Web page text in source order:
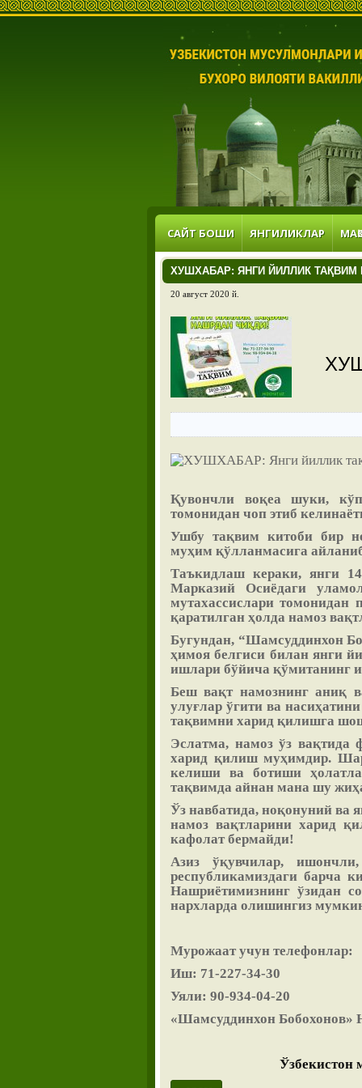
САЙТ БОШИ ЯНГИЛИКЛАР
ХУШХАБАР: ЯНГИ ЙИЛЛИК ТАҚВИМ
20 август 2020 й.
Қувончли воқеа шуки,
томонидан чоп этиб
Ушбу тақвим китоби бир
муҳим қўлланмасига
Таъкидлаш кераки, янги
Марказий Осиёдаги
мутахассислари
қаратилган ҳолда намоз
Бугундан, “Шамсуддинхон
ҳимоя белгиси билан янги
ишлари бўйича қўмитанинг
Беш вақт намознинг аниқ
улуғлар ўгити ва
тақвимни харид қилишга
Эслатма, намоз ўз вақтида
харид қилиш муҳимдир.
келиши ва ботиши
тақвимда айнан мана шу
Ўз навбатида, ноқонуний ва
намоз вақтларини харид
кафолат бермайди!
Азиз ўқувчилар,
республикамиздаги барча
Нашриётимизнинг ўзидан
нархларда олишингиз
Мурожаат учун телефонлар:
Иш: 71-227-34-30
Уяли: 90-934-04-20
«Шамсуддинхон
Ўзбекистон